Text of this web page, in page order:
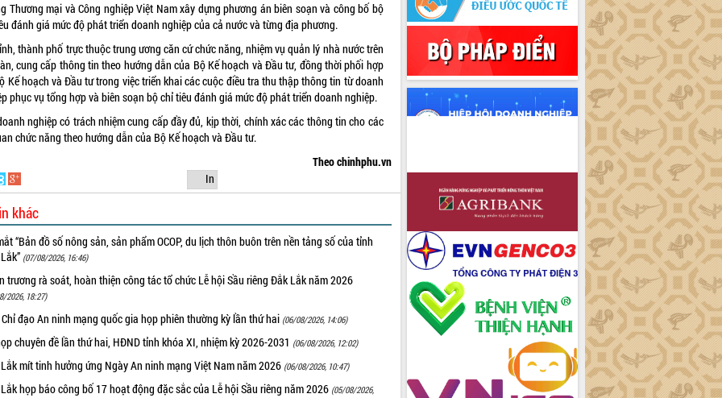
Thương mại và Công nghiệp Việt Nam xây dựng phương án biên soạn và công bố bộ
đánh giá mức độ phát triển doanh nghiệp của cả nước và từng địa phương.
thành phố trực thuộc trung ương căn cứ chức năng, nhiệm vụ quản lý nhà nước trên
cung cấp thông tin theo hướng dẫn của Bộ Kế hoạch và Đầu tư, đồng thời phối hợp
Kế hoạch và Đầu tư trong việc triển khai các cuộc điều tra thu thập thông tin từ doanh
phục vụ tổng hợp và biên soạn bộ chỉ tiêu đánh giá mức độ phát triển doanh nghiệp.
nghiệp có trách nhiệm cung cấp đầy đủ, kịp thời, chính xác các thông tin cho các
chức năng theo hướng dẫn của Bộ Kế hoạch và Đầu tư.
Theo chinhphu.vn
In
khác
“Bản đồ số nông sản, sản phẩm OCOP, du lịch thôn buôn trên nền tảng số của tỉnh
(07/08/2026, 16:46)
trương rà soát, hoàn thiện công tác tổ chức Lễ hội Sầu riêng Đắk Lắk năm 2026
2026, 18:27)
đạo An ninh mạng quốc gia họp phiên thường kỳ lần thứ hai (06/08/2026, 14:06)
chuyên đề lần thứ hai, HĐND tỉnh khóa XI, nhiệm kỳ 2026-2031 (06/08/2026, 12:02)
mít tinh hưởng ứng Ngày An ninh mạng Việt Nam năm 2026 (06/08/2026, 10:47)
họp báo công bố 17 hoạt động đặc sắc của Lễ hội Sầu riêng năm 2026 (05/08/2026,